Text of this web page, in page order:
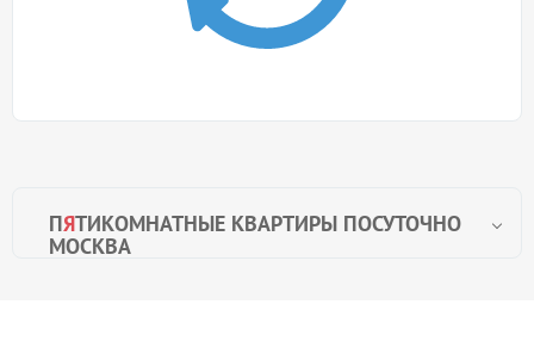
ПЯТИКОМНАТНЫЕ КВАРТИРЫ ПОСУТОЧНО
МОСКВА